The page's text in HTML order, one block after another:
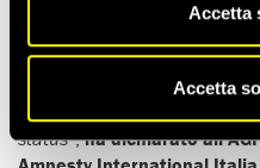
Accetta
Accetta
giudiziaria ora deve fare i
quando né dove Patrick
chiare le priorità di
status”,ha dichiarato